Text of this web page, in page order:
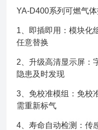
YA-D400系列可燃气
1、即插即用：模块化
任意替换
2、 升级高清显示屏：
隐患及时发现
3、免校准模组：免校
需重新标气
4、寿命自动检测：传